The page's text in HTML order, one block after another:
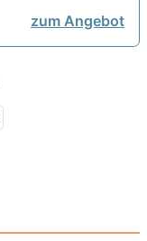
zum Angebot